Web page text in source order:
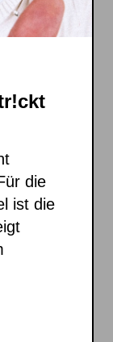
die
ist die